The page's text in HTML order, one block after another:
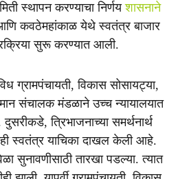
स्थापन करण्याचा निर्णयशासनाने
कवठेमहांकाळ येथे स्वतंत्र बाजार
सुरू करण्यात आली.
ग्रामपंचायती, विकास सोसायट्या,
संचालक मंडळाने उच्च न्यायालयात
त्रिभाजनाच्या समर्थनार्थ
स्वतंत्र याचिका दाखल केली आहे.
सुनावणीसाठी तारखा पडल्या. त्यात